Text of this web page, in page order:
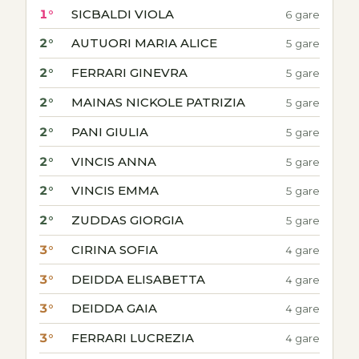
1° SICBALDI VIOLA 6 gare
2° AUTUORI MARIA ALICE 5 gare
2° FERRARI GINEVRA 5 gare
2° MAINAS NICKOLE PATRIZIA 5 gare
2° PANI GIULIA 5 gare
2° VINCIS ANNA 5 gare
2° VINCIS EMMA 5 gare
2° ZUDDAS GIORGIA 5 gare
3° CIRINA SOFIA 4 gare
3° DEIDDA ELISABETTA 4 gare
3° DEIDDA GAIA 4 gare
3° FERRARI LUCREZIA 4 gare